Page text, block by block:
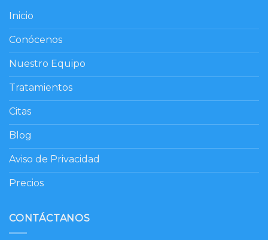
Inicio
Conócenos
Nuestro Equipo
Tratamientos
Citas
Blog
Aviso de Privacidad
Precios
CONTÁCTANOS